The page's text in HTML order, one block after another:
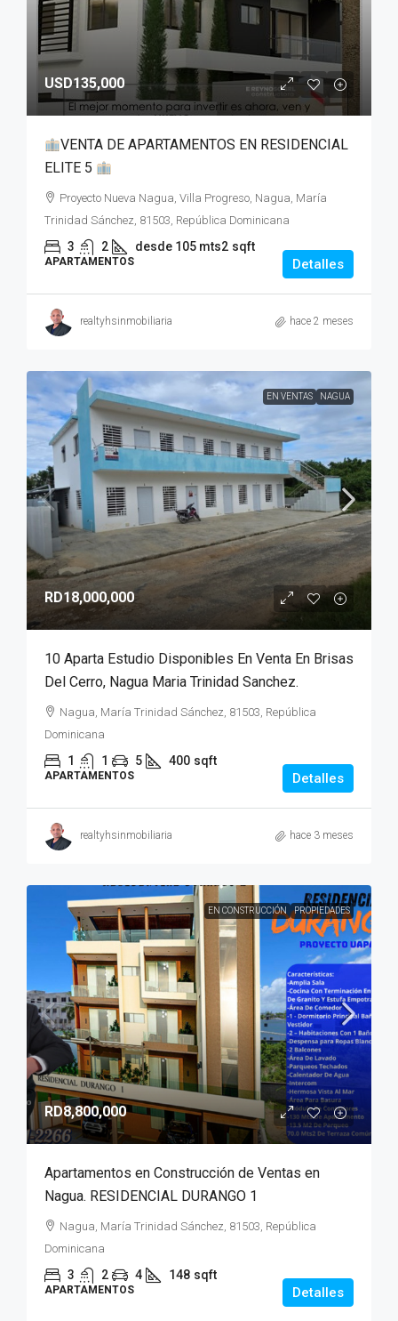
USD135,000
VENTA DE APARTAMENTOS EN RESIDENCIAL
ELITE 5
Proyecto Nueva Nagua, Villa Progreso, Nagua, María
Trinidad Sánchez, 81503, República Dominicana
3 2 desde 105 mts2 sqft
APARTAMENTOS Detalles
realtyhsinmobiliaria hace 2 meses
EN VENTAS NAGUA
RD18,000,000
10 Aparta Estudio Disponibles En Venta En Brisas
Del Cerro, Nagua Maria Trinidad Sanchez.
Nagua, María Trinidad Sánchez, 81503, República
Dominicana
1 1 5 400 sqft
APARTAMENTOS Detalles
realtyhsinmobiliaria hace 3 meses
EN CONSTRUCCIÓN PROPIEDADES
RD8,800,000
Apartamentos en Construcción de Ventas en
Nagua. RESIDENCIAL DURANGO 1
Nagua, María Trinidad Sánchez, 81503, República
Dominicana
3 2 4 148 sqft
APARTAMENTOS Detalles